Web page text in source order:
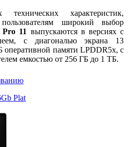
характеристик,
широкий выбор
Pro 11 выпускаются в версиях с
с диагональю экрана 13
памяти LPDDR5x, с
емкостью от 256 ГБ до 1 ТБ.
Plat